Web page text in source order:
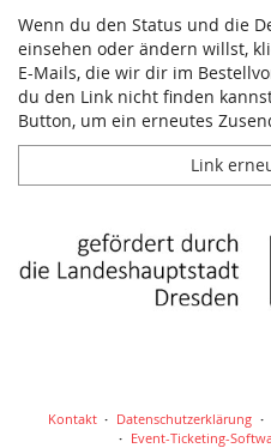
Wenn du den Status und die
einsehen oder ändern willst,
E-Mails, die wir dir im
du den Link nicht finden
Button, um ein erneutes
Link
Kontakt Datenschutzerklärung
Event-Ticketing-